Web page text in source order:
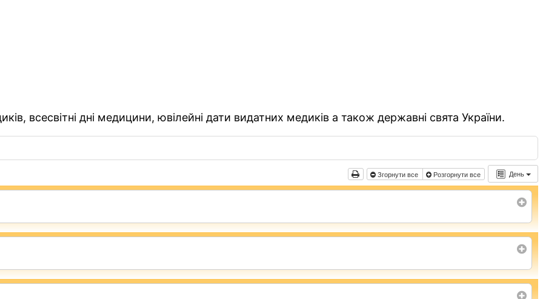
всесвітні дні медицини, ювілейні дати видатних медиків а також державні свята України.
День
Згорнути все Розгорнути все